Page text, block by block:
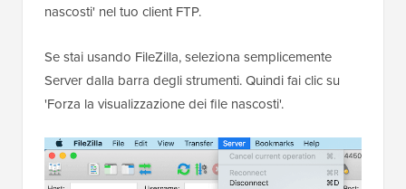
nascosti' nel tuo client FTP.
Se stai usando FileZilla, seleziona semplicemente
Server dalla barra degli strumenti. Quindi fai clic su
'Forza la visualizzazione dei file nascosti'.